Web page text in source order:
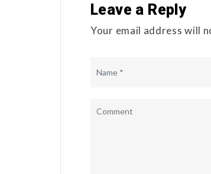
Leave a Reply
Your email address will